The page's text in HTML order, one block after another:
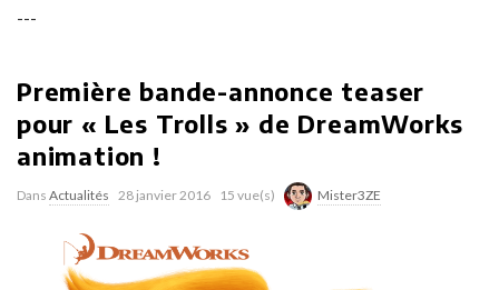
---
Première bande-annonce teaser
pour « Les Trolls » de DreamWorks
animation !
Dans Actualités 28 janvier 2016 15 vue(s) Mister3ZE